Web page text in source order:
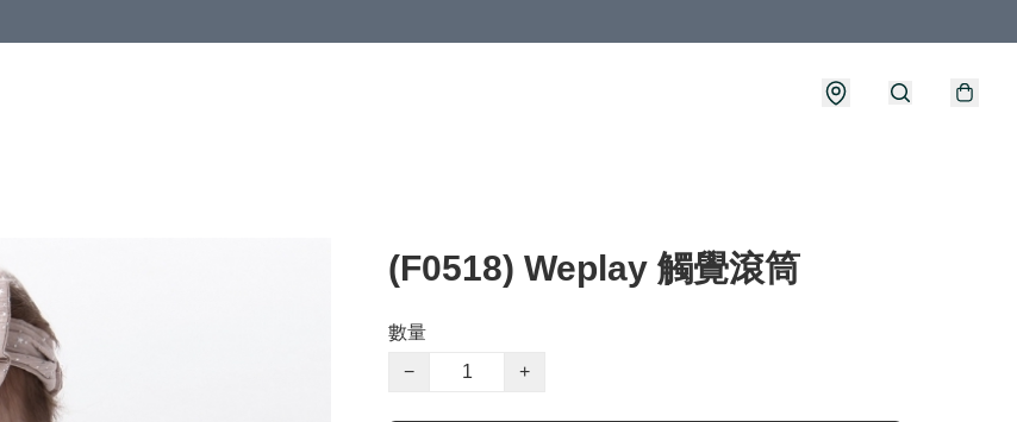
(F0518) Weplay 觸覺滾筒
數量
−
+